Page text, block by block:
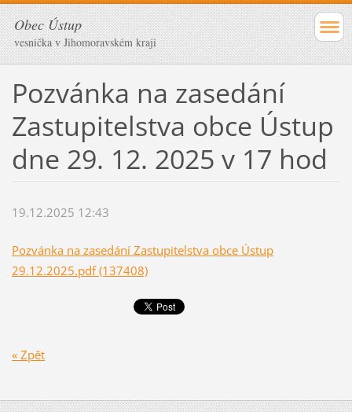
Obec Ústup
vesnička v Jihomoravském kraji
Pozvánka na zasedání
Zastupitelstva obce Ústup
dne 29. 12. 2025 v 17 hod
19.12.2025 12:43
Pozvánka na zasedání Zastupitelstva obce Ústup
29.12.2025.pdf (137408)
« Zpět